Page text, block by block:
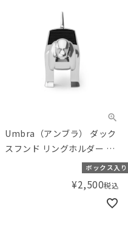
メガネホルダー M
全3種
¥2,750税込